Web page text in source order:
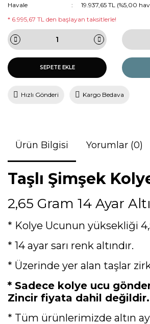
Havale
19.937,65 TL (%5,00
* 6.995,67 TL den başlayan taksitlerle!
SEPETE EKLE
Hızlı Gönderi Kargo Bedava
Ürün Bilgisi Yorumlar (0)
Taşlı Şimşek
2,65 Gram 14 Ayar
* Kolye Ucunun yüksekliği
* 14 ayar sarı renk altındır.
* Üzerinde yer alan taşlar
* Sadece kolye ucu
Zincir fiyata dahil değildir.
* Tüm ürünlerimizde altın